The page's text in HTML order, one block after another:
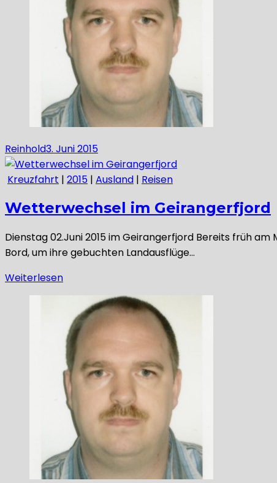
Reinhold3. Juni 2015
Kreuzfahrt | 2015 | Ausland | Reisen
Wetterwechsel im Geirangerfjord
Dienstag 02.Juni 2015 im Geirangerfjord Bereits früh
Bord, um ihre gebuchten Landausflüge…
Weiterlesen